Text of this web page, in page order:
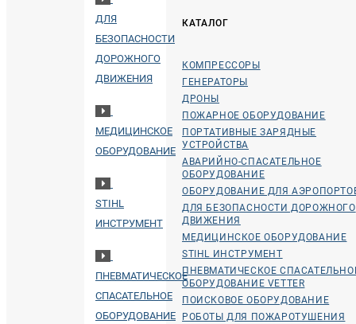
ДЛЯ
БЕЗОПАСНОСТИ
ДОРОЖНОГО
ДВИЖЕНИЯ
МЕДИЦИНСКОЕ
ОБОРУДОВАНИЕ
STIHL
ИНСТРУМЕНТ
ПНЕВМАТИЧЕСКОЕ
СПАСАТЕЛЬНОЕ
ОБОРУДОВАНИЕ
КАТАЛОГ
КОМПРЕССОРЫ
ГЕНЕРАТОРЫ
ДРОНЫ
ПОЖАРНОЕ ОБОРУДОВАНИЕ
ПОРТАТИВНЫЕ ЗАРЯДНЫЕ
УСТРОЙСТВА
АВАРИЙНО-СПАСАТЕЛЬНОЕ
ОБОРУДОВАНИЕ
ОБОРУДОВАНИЕ ДЛЯ
ДЛЯ БЕЗОПАСНОСТИ ДОРОЖНОГО
ДВИЖЕНИЯ
МЕДИЦИНСКОЕ ОБОРУДОВАНИЕ
STIHL ИНСТРУМЕНТ
ПНЕВМАТИЧЕСКОЕ
ОБОРУДОВАНИЕ VETTER
ПОИСКОВОЕ ОБОРУДОВАНИЕ
РОБОТЫ ДЛЯ ПОЖАРОТУШЕНИЯ